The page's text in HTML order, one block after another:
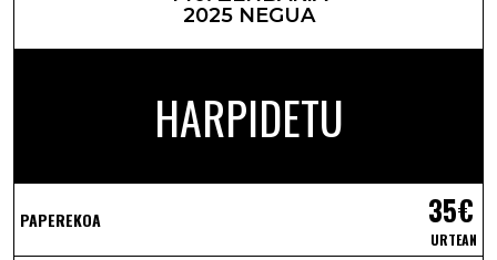
2025 NEGUA
HARPIDETU
PAPEREKOA 35€
URTEAN